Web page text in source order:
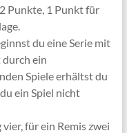
Punkte, 1 Punkt für
du eine Serie mit
ein
Spiele erhältst du
ein Spiel nicht
für ein Remis zwei